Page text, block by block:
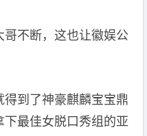
不断，这也让徽娱公
到了神豪麒麟宝宝鼎
最佳女脱口秀组的亚